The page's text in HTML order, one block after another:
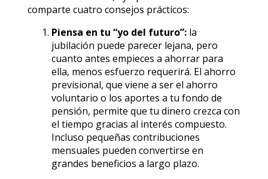
comparte cuatro consejos prácticos:
Piensa en tu “yo del futuro”: la
jubilación puede parecer lejana, pero
cuanto antes empieces a ahorrar para
ella, menos esfuerzo requerirá. El ahorro
previsional, que viene a ser el ahorro
voluntario o los aportes a tu fondo de
pensión, permite que tu dinero crezca con
el tiempo gracias al interés compuesto.
Incluso pequeñas contribuciones
mensuales pueden convertirse en
grandes beneficios a largo plazo.